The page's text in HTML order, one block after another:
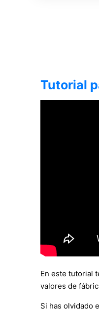
Tutorial
En este tutorial
valores de
Si has olvidado